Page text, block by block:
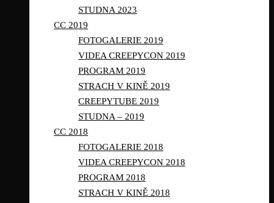
STUDNA 2023
CC 2019
FOTOGALERIE 2019
VIDEA CREEPYCON 2019
PROGRAM 2019
STRACH V KINĚ 2019
CREEPYTUBE 2019
STUDNA – 2019
CC 2018
FOTOGALERIE 2018
VIDEA CREEPYCON 2018
PROGRAM 2018
STRACH V KINĚ 2018